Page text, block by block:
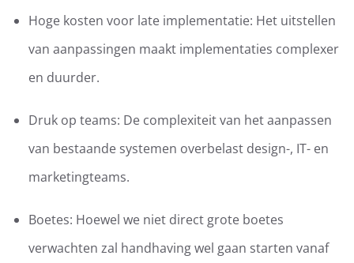
Hoge kosten voor late implementatie: Het uitstellen
van aanpassingen maakt implementaties complexer
en duurder.
Druk op teams: De complexiteit van het aanpassen
van bestaande systemen overbelast design-, IT- en
marketingteams.
Boetes: Hoewel we niet direct grote boetes
verwachten zal handhaving wel gaan starten vanaf